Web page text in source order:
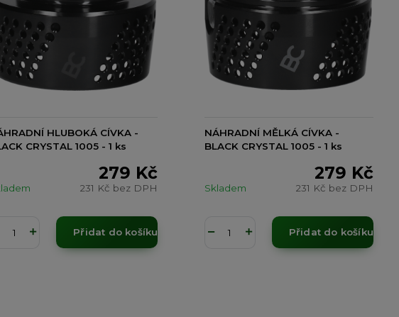
HLUBOKÁ CÍVKA -
CRYSTAL 1005 - 1 ks
279 Kč
231 Kč bez DPH
Přidat do košíku
NÁHRADNÍ MĚLKÁ CÍVKA -
BLACK CRYSTAL 1005 - 1 ks
279 Kč
231 Kč bez DPH
Skladem
Přidat do košíku